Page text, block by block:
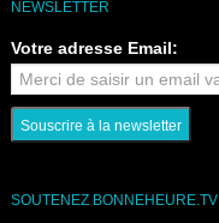
NEWSLETTER
Votre adresse Email:
SOUTENEZ BONNEHEURE.TV